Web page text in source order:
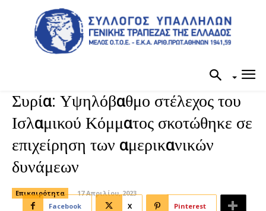
Συρία: Υψηλόβαθμο στέλεχος του
Ισλαμικού Κόμματος σκοτώθηκε σε
επιχείρηση των αμερικανικών
δυνάμεων
Επικαιρότητα
17 Απριλίου, 2023
Facebook
X Pinterest